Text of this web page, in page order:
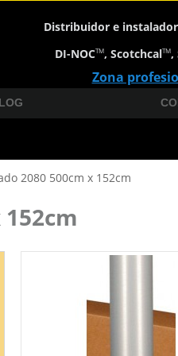
Distribuidor e
DI-NOCTM, ScotchcalTM,
Zona
2080 500cm x 152cm